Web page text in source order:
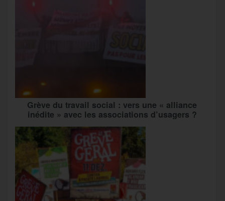
Grève du travail social : vers une « alliance
inédite » avec les associations d’usagers ?